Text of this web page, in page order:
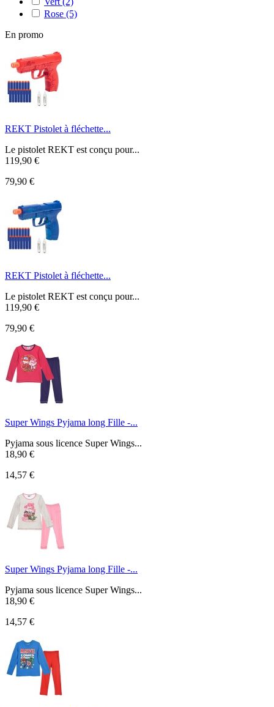
Rose (5)
En promo
REKT Pistolet à fléchette...
Le pistolet REKT est conçu pour...
119,90 €
79,90 €
REKT Pistolet à fléchette...
Le pistolet REKT est conçu pour...
119,90 €
79,90 €
Super Wings Pyjama long Fille -...
Pyjama sous licence Super Wings...
18,90 €
14,57 €
Super Wings Pyjama long Fille -...
Pyjama sous licence Super Wings...
18,90 €
14,57 €